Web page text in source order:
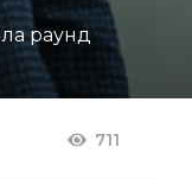
раунд
711